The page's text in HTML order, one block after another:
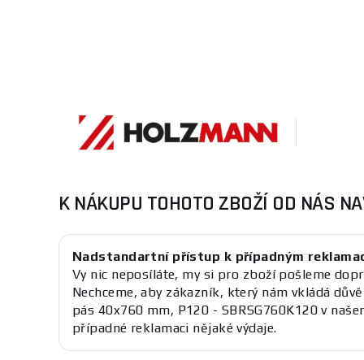
K NÁKUPU TOHOTO ZBOŽÍ OD NÁS
Nadstandartní přístup k případným
Vy nic neposíláte, my si pro zboží pošleme
Nechceme, aby zákazník, který nám vkládá
pás 40x760 mm, P120 - SBRSG760K120 v
případné reklamaci nějaké výdaje.